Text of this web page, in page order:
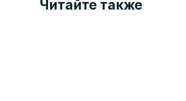
Читайте также